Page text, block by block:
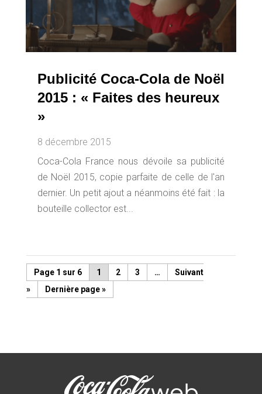
Publicité Coca-Cola de Noël
2015 : « Faites des heureux
»
8 décembre 2015
Coca-Cola France nous dévoile sa publicité
de Noël 2015, copie parfaite de celle de l'an
dernier. Un petit ajout a néanmoins été fait : la
bouteille collector est...
Page 1 sur 6 1 2 3
…
»
Dernière page »